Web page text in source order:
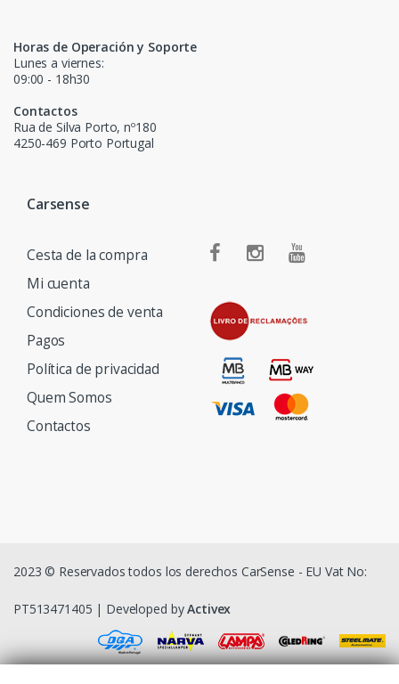
Horas de Operación y Soporte
Lunes a viernes:
09:00 - 18h30
Contactos
Rua de Silva Porto, nº180
4250-469 Porto Portugal
Carsense
Cesta de la compra
Mi cuenta
Condiciones de venta
Pagos
Política de privacidad
Quem Somos
Contactos
2023 © Reservados todos los derechos CarSense - EU Vat No:
PT513471405 | Developed byActivex